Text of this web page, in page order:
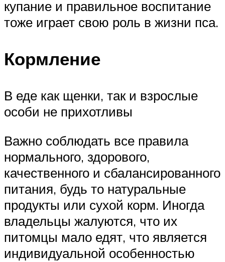
купание и правильное воспитание
тоже играет свою роль в жизни пса.
Кормление
В еде как щенки, так и взрослые
особи не прихотливы
Важно соблюдать все правила
нормального, здорового,
качественного и сбалансированного
питания, будь то натуральные
продукты или сухой корм. Иногда
владельцы жалуются, что их
питомцы мало едят, что является
индивидуальной особенностью